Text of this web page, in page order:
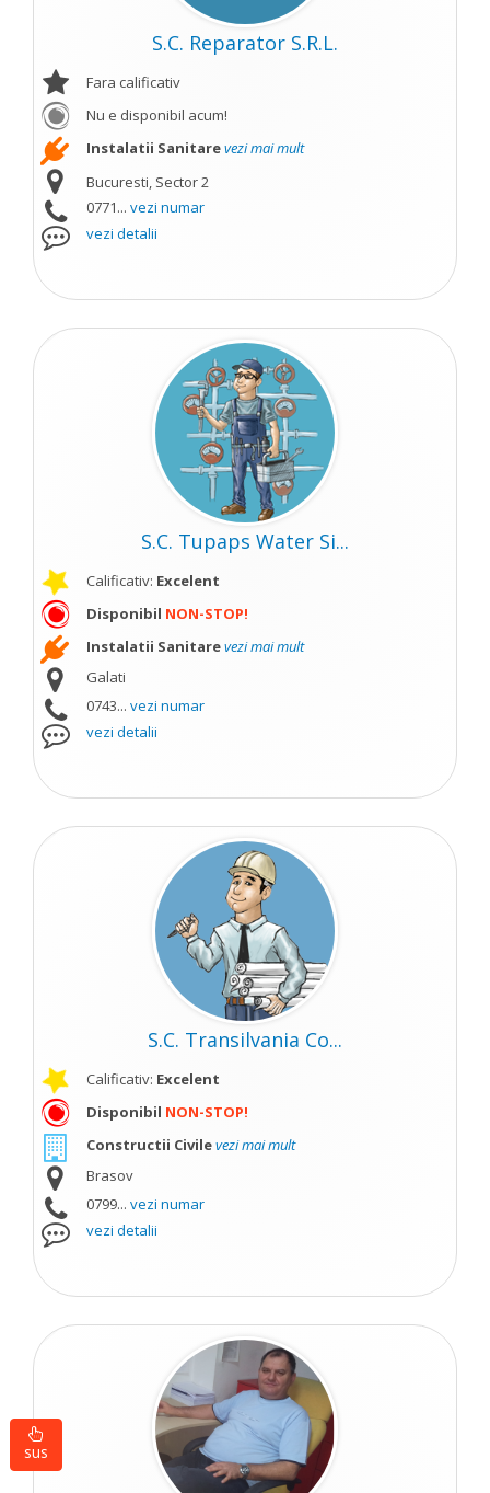
S.C. Reparator S.R.L.
Fara calificativ
Nu e disponibil acum!
Instalatii Sanitarevezi mai mult
Bucuresti, Sector 2
0771... vezi numar
vezi detalii
S.C. Tupaps Water Si...
Calificativ: Excelent
Disponibil NON-STOP!
Instalatii Sanitarevezi mai mult
Galati
0743... vezi numar
vezi detalii
S.C. Transilvania Co...
Calificativ: Excelent
Disponibil NON-STOP!
Constructii Civilevezi mai mult
Brasov
0799... vezi numar
vezi detalii
sus